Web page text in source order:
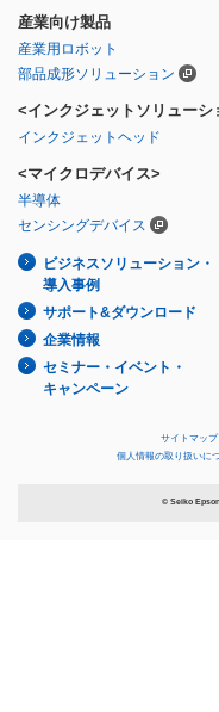
産業向け製品
産業用ロボット
部品成形ソリューション
<インクジェットソリューシ
インクジェットヘッド
<マイクロデバイス>
半導体
センシングデバイス
ビジネスソリューション・
導入事例
サポート&ダウンロード
企業情報
セミナー・イベント・
キャンペーン
サイトマップ
個人情報の取り扱いに
© Seiko